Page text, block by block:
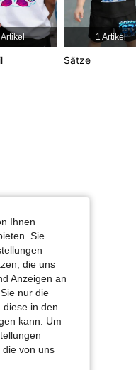
11Y
4,89 54K
4,89 54K
Artikel 1 Artikel
Sätze
Ihnen
Sie
die uns
Anzeigen an
nur die
diese in den
kann. Um
die von uns